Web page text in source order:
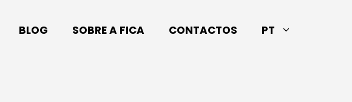
BLOG SOBRE A FICA CONTACTOS PT